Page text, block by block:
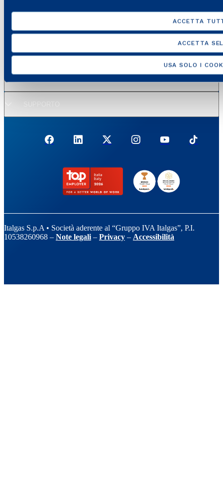
ACCETTA
ACCETTA
USA SOLO I
PORTALI E SITI UTILI
REGOLAZIONE
Italgas S.p.A • Società aderente al “Gruppo IVA Italgas”, P.I.
10538260968 – Note legali – Privacy – Accessibilità